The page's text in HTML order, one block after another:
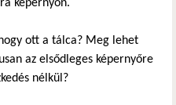
képernyőn.
ott a tálca? Meg lehet
az elsődleges képernyőre
nélkül?